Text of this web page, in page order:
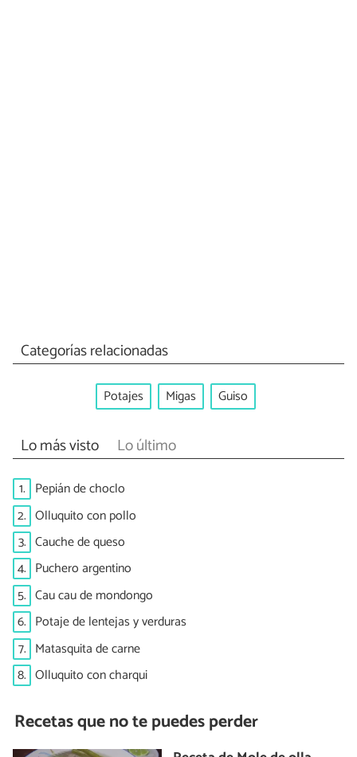
Categorías relacionadas
Potajes Migas Guiso
Lo más visto Lo último
1. Pepián de choclo
2. Olluquito con pollo
3. Cauche de queso
4. Puchero argentino
5. Cau cau de mondongo
6. Potaje de lentejas y verduras
7. Matasquita de carne
8. Olluquito con charqui
Recetas que no te puedes perder